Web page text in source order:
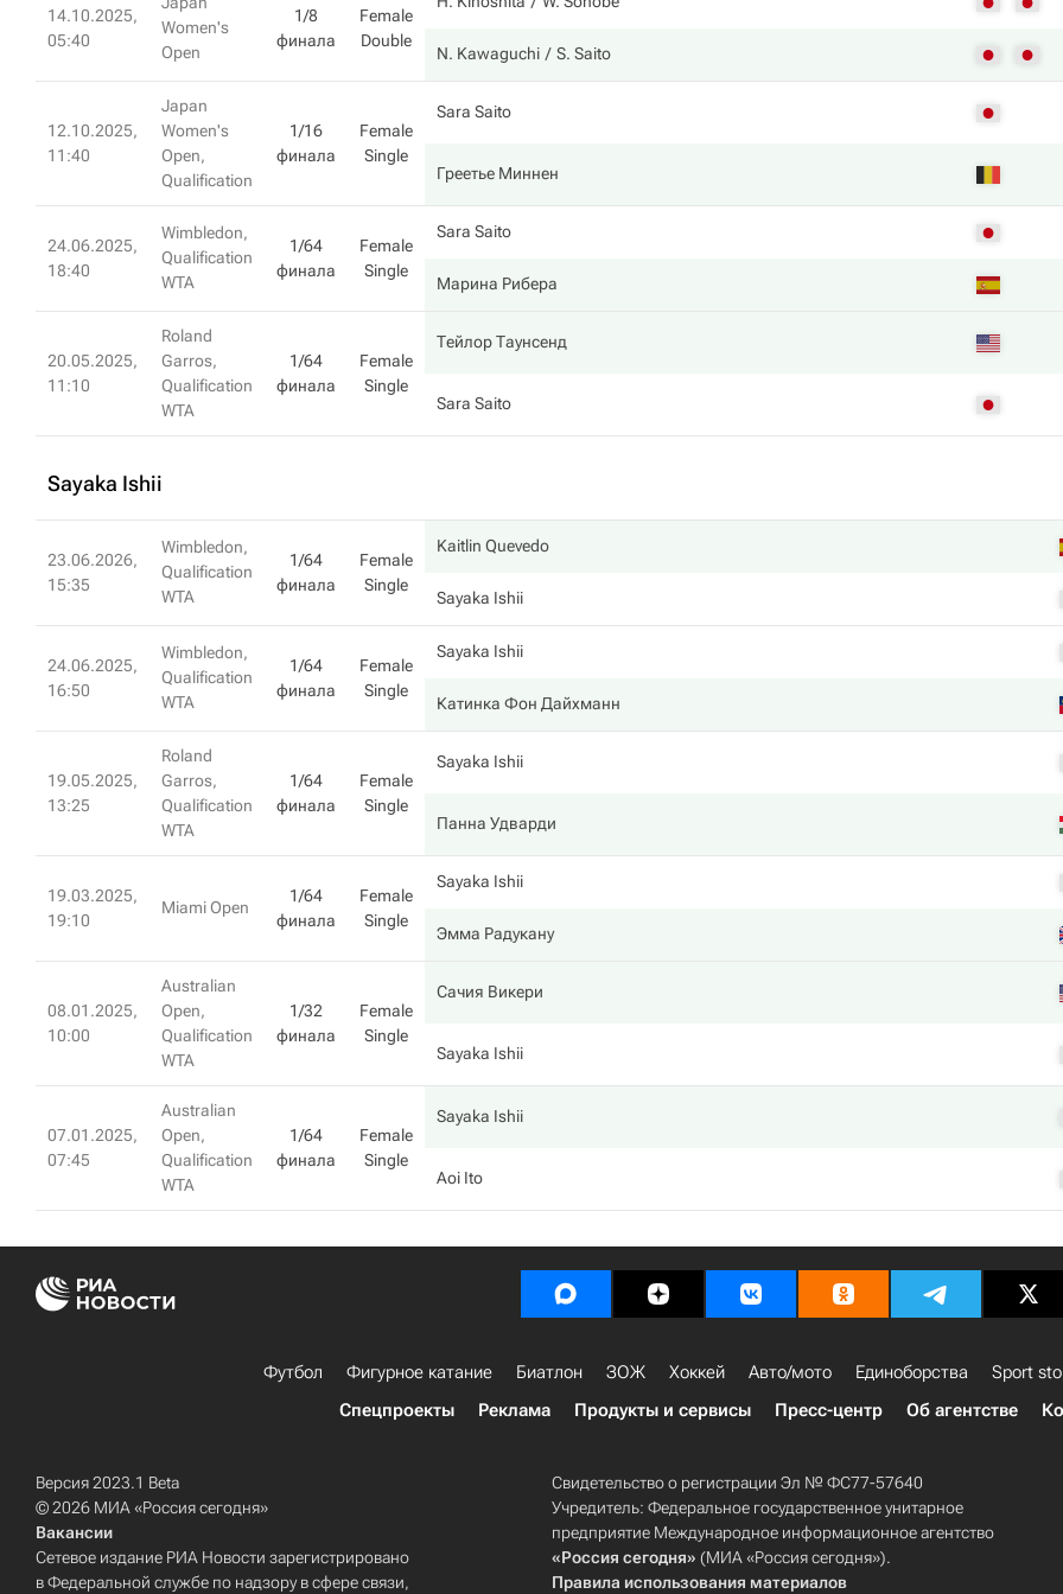
14.10.2025,
05:40
Women's
Open
1/8
финала
Female
Double
N. Kawaguchi S. Saito
12.10.2025,
11:40
Japan
Women's
Open,
Qualification
1/16
финала
Female
Single
Sara Saito
Греетье Миннен
24.06.2025,
18:40
Wimbledon,
Qualification
WTA
1/64
финала
Female
Single
Sara Saito
Марина Рибера
20.05.2025,
11:10
Roland
Garros,
Qualification
WTA
1/64
финала
Female
Single
Тейлор Таунсенд
Sara Saito
Sayaka Ishii
23.06.2026,
15:35
Wimbledon,
Qualification
WTA
1/64
финала
Female
Single
Kaitlin Quevedo
Sayaka Ishii
24.06.2025,
16:50
Wimbledon,
Qualification
WTA
1/64
финала
Female
Single
Sayaka Ishii
Катинка Фон Дайхманн
19.05.2025,
13:25
Roland
Garros,
Qualification
WTA
1/64
финала
Female
Single
Sayaka Ishii
Панна Удварди
19.03.2025,
19:10
Miami Open
1/64
финала
Female
Single
Sayaka Ishii
Эмма Радукану
08.01.2025,
10:00
Australian
Open,
Qualification
WTA
1/32
финала
Female
Single
Сачия Викери
Sayaka Ishii
07.01.2025,
07:45
Australian
Open,
Qualification
WTA
1/64
финала
Female
Single
Sayaka Ishii
Aoi Ito
Футбол Фигурное катание Биатлон ЗОЖ Хоккей Авто/мото Единоборства
Sport
Спецпроекты
Реклама Продукты и сервисы Пресс-центр Об агентстве
Версия 2023.1 Beta
© 2026 МИА «Россия сегодня»
Вакансии
Сетевое издание РИА Новости зарегистрировано
в Федеральной службе по надзору в сфере связи,
Свидетельство о регистрации Эл № ФС77-57640
Учредитель: Федеральное государственное унитарное
предприятие Международное информационное агентство
«Россия сегодня» (МИА «Россия сегодня»).
Правила использования материалов